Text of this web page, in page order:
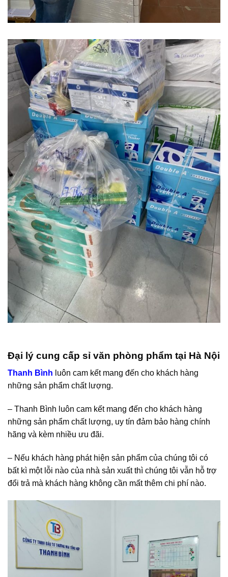
Đại lý cung cấp sỉ văn phòng phẩm tại Hà Nội
Thanh Bình luôn cam kết mang đến cho khách hàng
những sản phẩm chất lượng.
– Thanh Bình luôn cam kết mang đến cho khách hàng
những sản phẩm chất lượng, uy tín đảm bảo hàng chính
hãng và kèm nhiều ưu đãi.
– Nếu khách hàng phát hiện sản phẩm của chúng tôi có
bất kì một lỗi nào của nhà sản xuất thì chúng tôi vẫn hỗ trợ
đổi trả mà khách hàng không cần mất thêm chi phí nào.